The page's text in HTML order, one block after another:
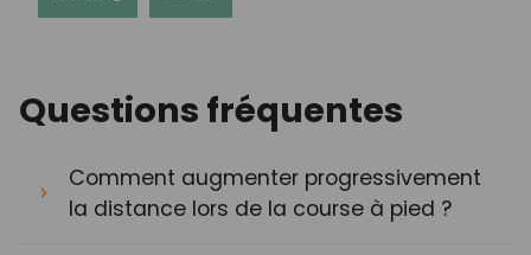
Questions fréquentes
Comment augmenter progressivement
la distance lors de la course à pied ?